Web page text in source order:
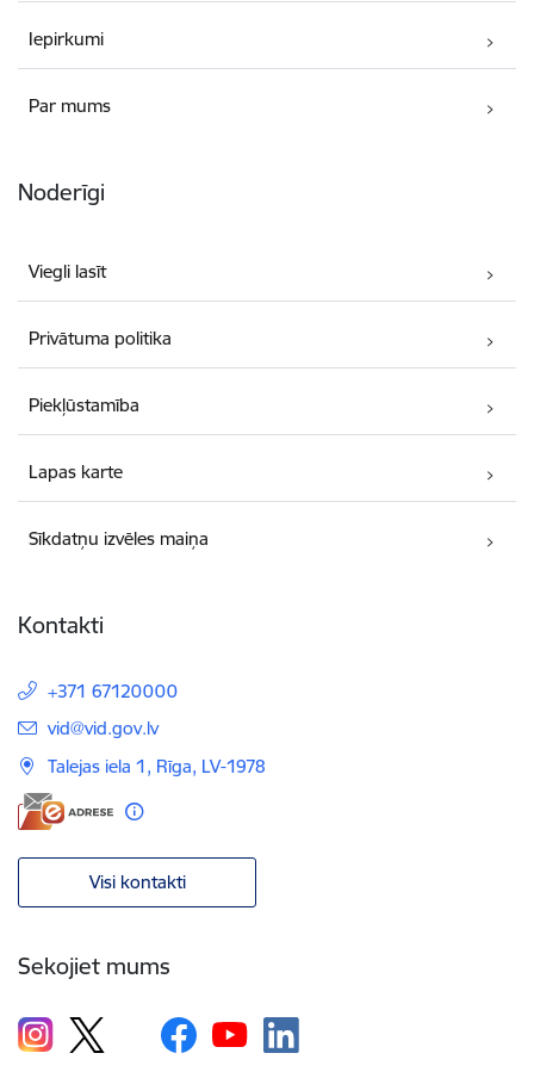
Iepirkumi
Par mums
Noderīgi
Viegli lasīt
Privātuma politika
Piekļūstamība
Lapas karte
Sīkdatņu izvēles maiņa
Kontakti
+371 67120000
E-pasts:
vid@vid.gov.lv
Talejas iela 1, Rīga, LV-1978
Visi kontakti
Sekojiet mums